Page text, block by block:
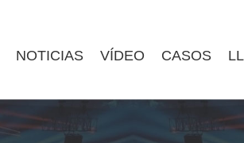
NOTICIAS VÍDEO CASOS